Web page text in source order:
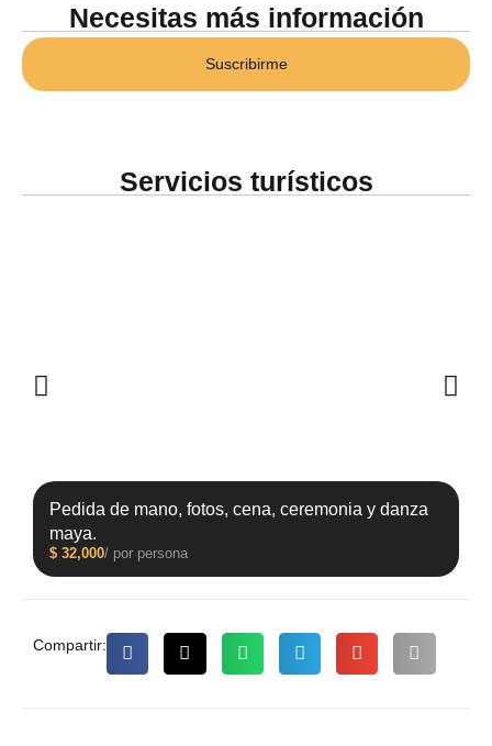
Necesitas más información
Suscribirme
Servicios turísticos
Pedida de mano, fotos, cena, ceremonia y danza
maya.
$ 32,000/ por persona
Compartir: